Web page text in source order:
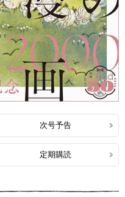
次号予告
定期購読